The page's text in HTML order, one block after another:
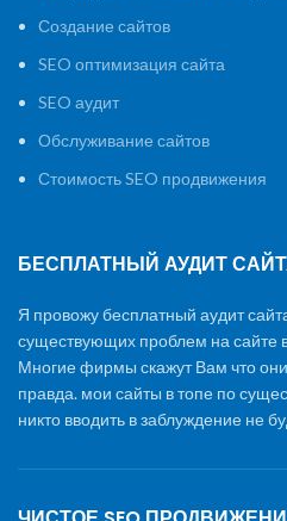
Создание сайтов
SEO оптимизация сайта
SEO аудит
Обслуживание сайтов
Стоимость SEO продвижения
БЕСПЛАТНЫЙ АУДИТ
Я провожу бесплатный аудит
существующих проблем на сайте
Многие фирмы скажут Вам что
правда. мои сайты в топе по
никто вводить в заблуждение не